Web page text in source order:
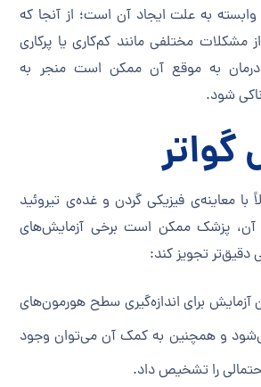
به علت ایجاد آن است؛ از آنجا که
مشکلات مختلفی مانند کم‌کاری یا پرکاری
درمان به موقع آن ممکن است منجر به
شود.
معاینه‌ی فیزیکی گردن و غده‌ی تیروئید
پزشک ممکن است برخی آزمایش‌های
دقیق‌تر تجویز کند:
آزمایش برای اندازه‌گیری سطح هورمون‌های
و همچنین به کمک آن می‌توان وجود
را تشخیص داد.